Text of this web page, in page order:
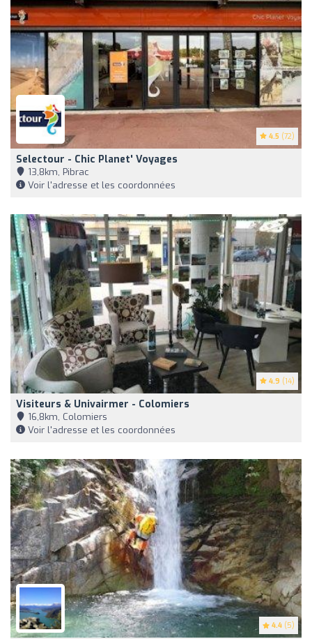
4.5 (72)
Selectour - Chic Planet' Voyages
13,8km, Pibrac
Voir l'adresse et les coordonnées
4.9 (14)
Visiteurs & Univairmer - Colomiers
16,8km, Colomiers
Voir l'adresse et les coordonnées
4.4 (5)